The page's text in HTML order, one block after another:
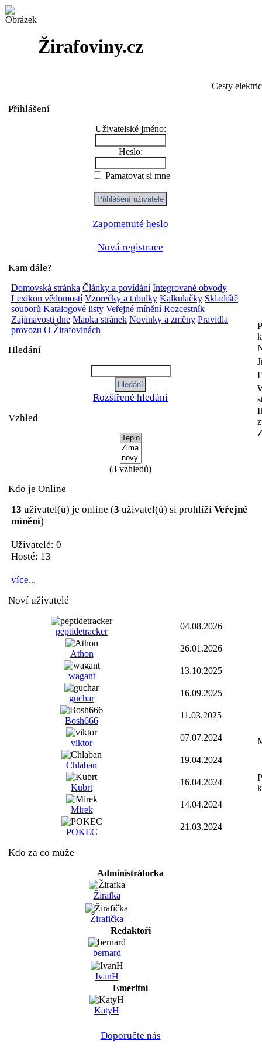
Žirafoviny.cz
Cesty
Přihlášení
Uživatelské jméno:
Heslo:
Pamatovat si mne
Zapomenuté heslo
Nová registrace
Kam dále?
Domovská stránka Články a povídání Integrované obvody
Lexikon vědomostí Vzorečky a tabulky Kalkulačky Skladiště
souborů Katalogové listy Veřejné mínění Rozcestník
Zajímavosti dne Mapka stránek Novinky a změny Pravidla
provozu O Žirafovinách
Hledání
Rozšířené hledání
Vzhled
(3 vzhledů)
Kdo je Online
13 uživatel(ů) je online (3 uživatel(ů) si prohlíží Veřejné
mínění)
Uživatelé: 0
Hosté: 13
více...
Noví uživatelé
peptidetracker
04.08.2026
Athon
26.01.2026
wagant
13.10.2025
guchar
16.09.2025
Bosh666
11.03.2025
viktor
07.07.2024
Chlaban
19.04.2024
Kubrt
16.04.2024
Mirek
14.04.2024
POKEC
21.03.2024
Kdo za co může
Administrátorka
Žirafka
Žirafička
Redaktoři
bernard
IvanH
Emeritní
KatyH
Doporučte nás